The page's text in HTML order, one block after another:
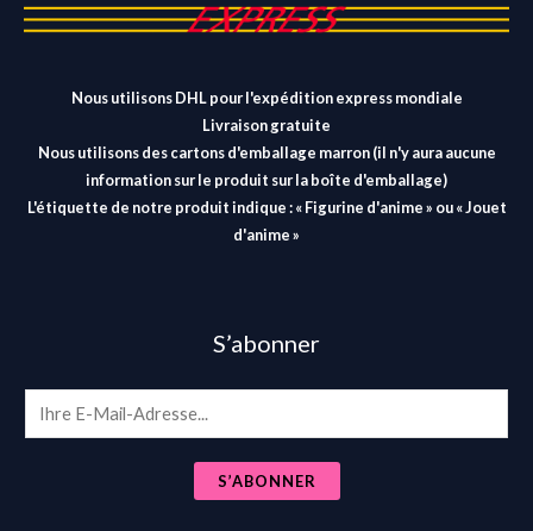
Nous utilisons DHL pour l'expédition express mondiale
Livraison gratuite
Nous utilisons des cartons d'emballage marron (il n'y aura aucune
information sur le produit sur la boîte d'emballage)
L'étiquette de notre produit indique : « Figurine d'anime » ou « Jouet
d'anime »
S’abonner
m
S’ABONNER